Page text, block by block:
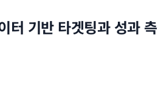
터 기반 타겟팅과 성과